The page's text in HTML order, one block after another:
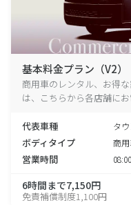
基本料金プラン（V2）
商用車のレンタル、お得
は、こちらから各店舗にお
代表車種 タ
ボディタイプ 商
営業時間
6時間まで7,150円
免責補償制度1,100円